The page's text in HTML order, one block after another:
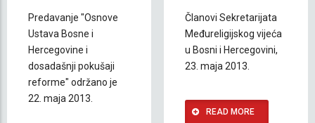
Predavanje "Osnove
Ustava Bosne i
Hercegovine i
dosadašnji pokušaji
reforme" održano je
22. maja 2013.
Članovi Sekretarijata
Međureligijskog vijeća
u Bosni i Hercegovini,
23. maja 2013.
READ MORE